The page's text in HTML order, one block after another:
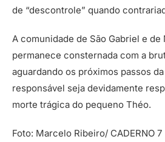
de “descontrole” quando
A comunidade de São Gabriel e de
permanece consternada com a
aguardando os próximos passos
responsável seja devidamente
morte trágica do pequeno Théo.
Foto: Marcelo Ribeiro/ CADERNO 7